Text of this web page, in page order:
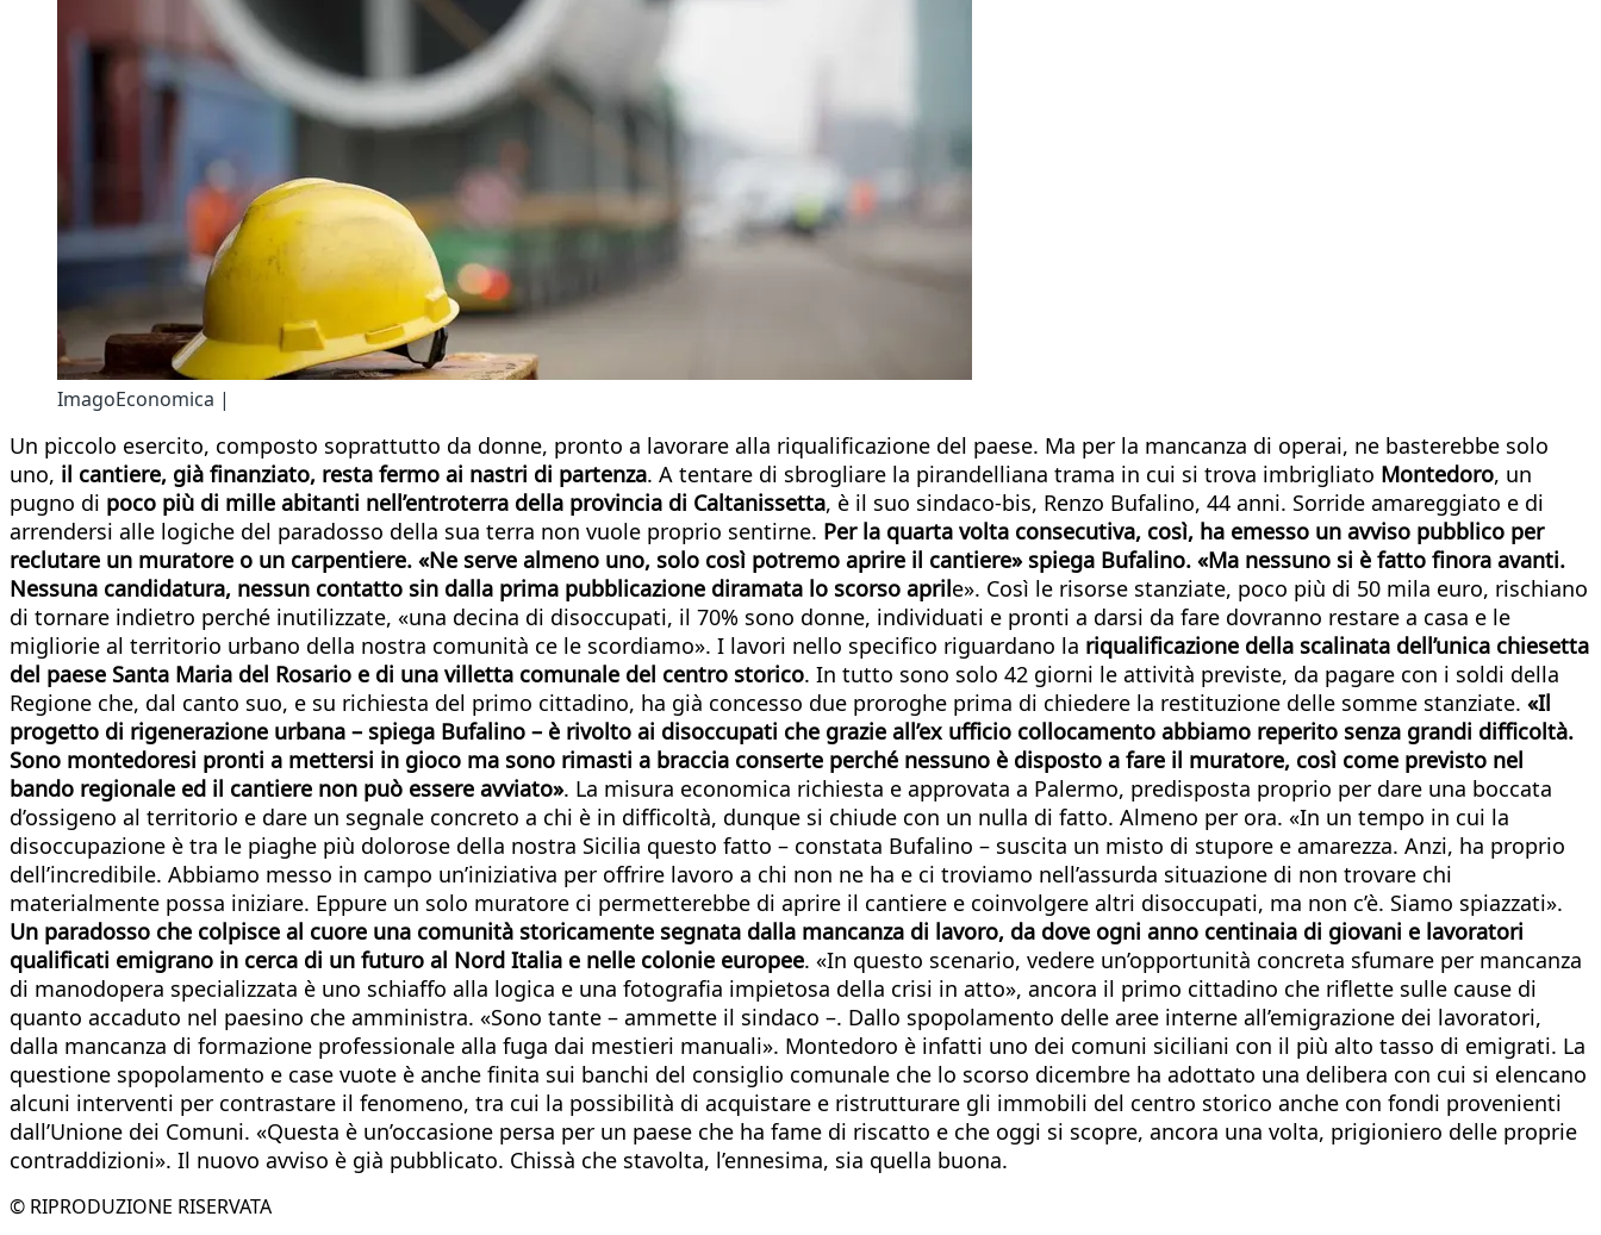
ImagoEconomica |
Un piccolo esercito, composto soprattutto da donne, pronto a lavorare alla riqualificazione del paese. Ma per la mancanza di operai, ne basterebbe solo
uno, il cantiere, già finanziato, resta fermo ai nastri di partenza. A tentare di sbrogliare la pirandelliana trama in cui si trova imbrigliato Montedoro, un
pugno di poco più di mille abitanti nell’entroterra della provincia di Caltanissetta, è il suo sindaco-bis, Renzo Bufalino, 44 anni. Sorride amareggiato e di
arrendersi alle logiche del paradosso della sua terra non vuole proprio sentirne. Per la quarta volta consecutiva, così, ha emesso un avviso pubblico per
reclutare un muratore o un carpentiere. «Ne serve almeno uno, solo così potremo aprire il cantiere» spiega Bufalino. «Ma nessuno si è fatto finora avanti.
Nessuna candidatura, nessun contatto sin dalla prima pubblicazione diramata lo scorso aprile». Così le risorse stanziate, poco più di 50 mila euro, rischiano
di tornare indietro perché inutilizzate, «una decina di disoccupati, il 70% sono donne, individuati e pronti a darsi da fare dovranno restare a casa e le
migliorie al territorio urbano della nostra comunità ce le scordiamo». I lavori nello specifico riguardano la riqualificazione della scalinata dell’unica chiesetta
del paese Santa Maria del Rosario e di una villetta comunale del centro storico. In tutto sono solo 42 giorni le attività previste, da pagare con i soldi della
Regione che, dal canto suo, e su richiesta del primo cittadino, ha già concesso due proroghe prima di chiedere la restituzione delle somme stanziate. «Il
progetto di rigenerazione urbana – spiega Bufalino – è rivolto ai disoccupati che grazie all’ex ufficio collocamento abbiamo reperito senza grandi difficoltà.
Sono montedoresi pronti a mettersi in gioco ma sono rimasti a braccia conserte perché nessuno è disposto a fare il muratore, così come previsto nel
bando regionale ed il cantiere non può essere avviato». La misura economica richiesta e approvata a Palermo, predisposta proprio per dare una boccata
d’ossigeno al territorio e dare un segnale concreto a chi è in difficoltà, dunque si chiude con un nulla di fatto. Almeno per ora. «In un tempo in cui la
disoccupazione è tra le piaghe più dolorose della nostra Sicilia questo fatto – constata Bufalino – suscita un misto di stupore e amarezza. Anzi, ha proprio
dell’incredibile. Abbiamo messo in campo un’iniziativa per offrire lavoro a chi non ne ha e ci troviamo nell’assurda situazione di non trovare chi
materialmente possa iniziare. Eppure un solo muratore ci permetterebbe di aprire il cantiere e coinvolgere altri disoccupati, ma non c’è. Siamo spiazzati».
Un paradosso che colpisce al cuore una comunità storicamente segnata dalla mancanza di lavoro, da dove ogni anno centinaia di giovani e lavoratori
qualificati emigrano in cerca di un futuro al Nord Italia e nelle colonie europee. «In questo scenario, vedere un’opportunità concreta sfumare per mancanza
di manodopera specializzata è uno schiaffo alla logica e una fotografia impietosa della crisi in atto», ancora il primo cittadino che riflette sulle cause di
quanto accaduto nel paesino che amministra. «Sono tante – ammette il sindaco –. Dallo spopolamento delle aree interne all’emigrazione dei lavoratori,
dalla mancanza di formazione professionale alla fuga dai mestieri manuali». Montedoro è infatti uno dei comuni siciliani con il più alto tasso di emigrati. La
questione spopolamento e case vuote è anche finita sui banchi del consiglio comunale che lo scorso dicembre ha adottato una delibera con cui si elencano
alcuni interventi per contrastare il fenomeno, tra cui la possibilità di acquistare e ristrutturare gli immobili del centro storico anche con fondi provenienti
dall’Unione dei Comuni. «Questa è un’occasione persa per un paese che ha fame di riscatto e che oggi si scopre, ancora una volta, prigioniero delle proprie
contraddizioni». Il nuovo avviso è già pubblicato. Chissà che stavolta, l’ennesima, sia quella buona.
© RIPRODUZIONE RISERVATA